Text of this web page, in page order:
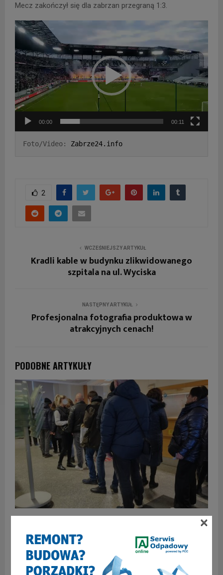
Mecz zakończył się dla zabrzan przegraną 1:3.
O
t
w
a
r
z
a
00:00 00:11
Foto/Video: Zabrze24.info
2
WCZEŚNIEJSZY ARTYKUŁ
Kradli kable w budynku zlikwidowanego
szpitala na ul. Wyciska
NASTĘPNY ARTYKUŁ
Profesjonalna fotografia produktowa w
atrakcyjnych cenach!
PODOBNE ARTYKUŁY
Komunikacji?
×